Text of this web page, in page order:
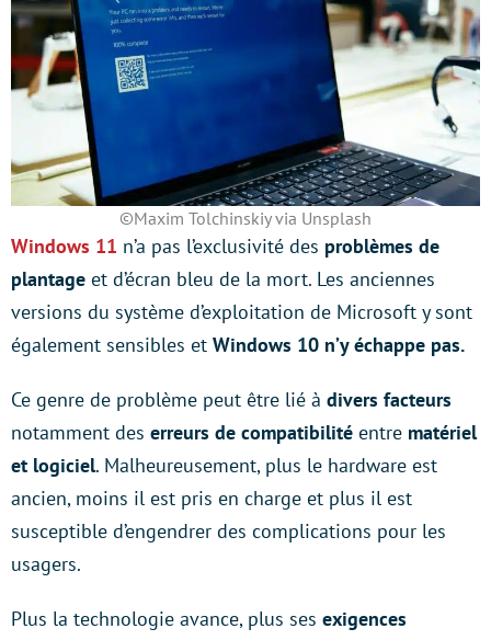
©Maxim Tolchinskiy via Unsplash
Windows 11 n’a pas l’exclusivité des problèmes de
plantage et d’écran bleu de la mort. Les anciennes
versions du système d’exploitation de Microsoft y sont
également sensibles et Windows 10 n’y échappe pas.
Ce genre de problème peut être lié à divers facteurs
notamment des erreurs de compatibilité entre matériel
et logiciel. Malheureusement, plus le hardware est
ancien, moins il est pris en charge et plus il est
susceptible d’engendrer des complications pour les
usagers.
Plus la technologie avance, plus ses exigences